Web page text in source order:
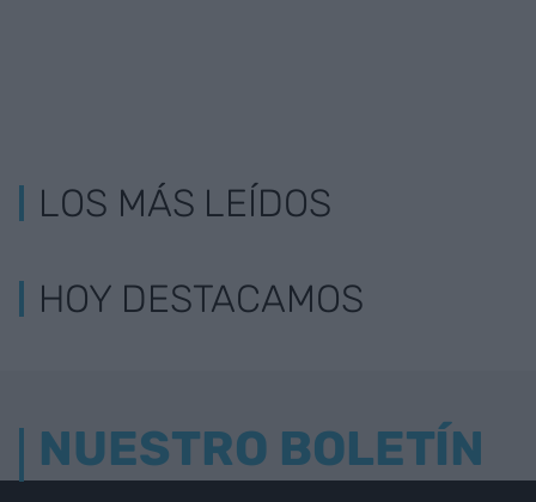
LOS MÁS LEÍDOS
HOY DESTACAMOS
NUESTRO BOLETÍN